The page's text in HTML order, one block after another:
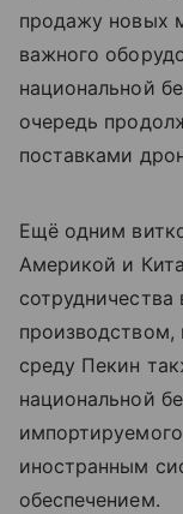
продажу новых
важного
национальной
очередь
поставками
Ещё одним
Америкой и
сотрудничества
среду Пекин
национальной
иностранным
обеспечением.